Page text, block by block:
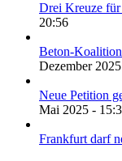
Drei Kreuze
20:56
Beton-
Dezember
Neue Petition
Mai 2025 -
Frankfurt darf